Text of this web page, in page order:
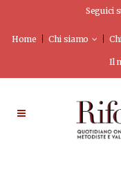
Seguici
Home Chi siamo
Il